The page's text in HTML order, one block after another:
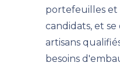
portefeuilles et
candidats, et
artisans
besoins